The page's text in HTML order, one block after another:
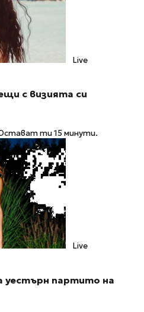
Live
с визията си
Остават ти 15 минути.
Live
уестърн партито на